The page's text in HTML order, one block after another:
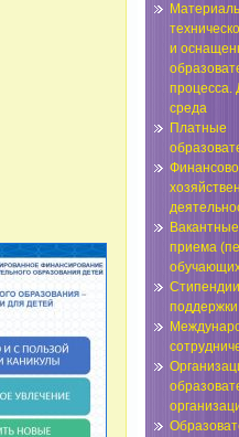
и
процесса.
среда
Платные
приема